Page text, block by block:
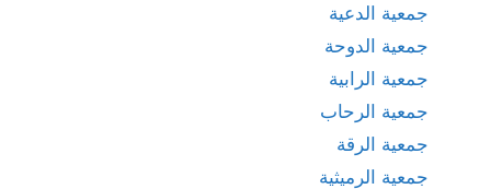
جمعية الدعية
جمعية الدوحة
جمعية الرابية
جمعية الرحاب
جمعية الرقة
جمعية الرميثية